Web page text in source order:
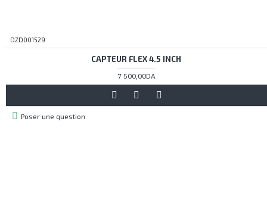
DZD001529
CAPTEUR FLEX 4.5 INCH
7 500,00DA
Poser une question